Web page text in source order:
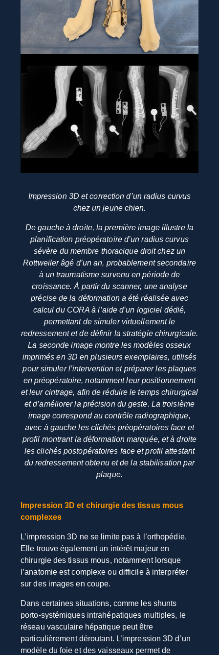
Impression 3D et correction d’un radius curvus
chez un jeune chien.
De gauche à droite, la première image illustre la
planification préopératoire d’un radius curvus
sévère du membre thoracique droit chez un
Rottweiler âgé d’un an, probablement secondaire
à un traumatisme survenu en période de
croissance. À partir du scanner, une analyse
précise de la déformation a été réalisée avec
calcul du CORA à l’aide d’un logiciel dédié,
permettant de simuler virtuellement le
redressement et de définir la stratégie chirurgicale.
La seconde image montre les modèles osseux
imprimés en 3D en plusieurs exemplaires, utilisés
pour simuler l’intervention et préparer les plaques
en préopératoire, notamment leur positionnement
et leur cintrage, afin de réduire le temps chirurgical
et d’améliorer la précision du geste. La troisième
image correspond au contrôle radiographique,
avec à gauche les clichés préopératoires face et
profil montrant la déformation marquée, et à droite
les clichés postopératoires face et profil attestant
du redressement obtenu et de la stabilisation par
plaque.
Impression 3D et chirurgie des tissus mous
complexes
L’impression 3D ne se limite pas à l’orthopédie.
Elle trouve également un intérêt majeur en
chirurgie des tissus mous, notamment lorsque
l’anatomie est complexe ou difficile à interpréter
sur des images en coupe.
Dans certaines situations, comme les shunts
porto-systémiques intrahépatiques multiples, le
réseau vasculaire hépatique peut être
particulièrement déroutant. L’impression 3D d’un
modèle du foie et des vaisseaux permet de